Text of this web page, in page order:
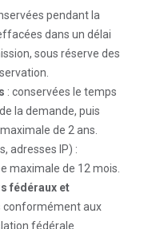
pendant la
dans un délai
sous réserve des
: conservées le temps
la demande, puis
de 2 ans.
adresses IP) :
maximale de 12 mois.
fédéraux et
conformément aux
fédérale